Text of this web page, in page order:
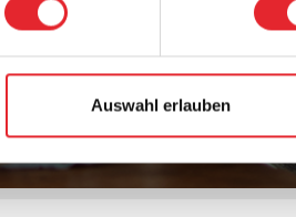
Auswahl erlauben